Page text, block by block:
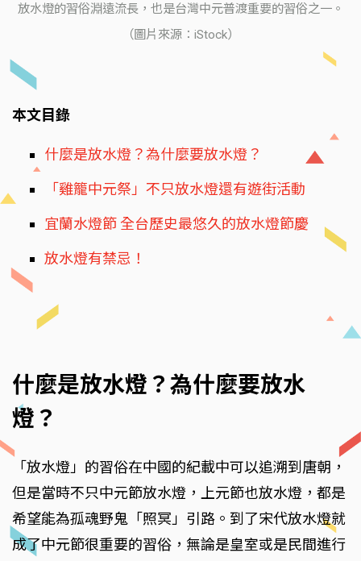
放水燈的習俗淵遠流長，也是台灣中元普渡重要的習俗之一。
（圖片來源：iStock）
本文目錄
什麼是放水燈？為什麼要放水燈？
「雞籠中元祭」不只放水燈還有遊街活動
宜蘭水燈節 全台歷史最悠久的放水燈節慶
放水燈有禁忌！
什麼是放水燈？為什麼要放水
燈？
「放水燈」的習俗在中國的紀載中可以追溯到唐朝，
但是當時不只中元節放水燈，上元節也放水燈，都是
希望能為孤魂野鬼「照冥」引路。到了宋代放水燈就
成了中元節很重要的習俗，無論是皇室或是民間進行